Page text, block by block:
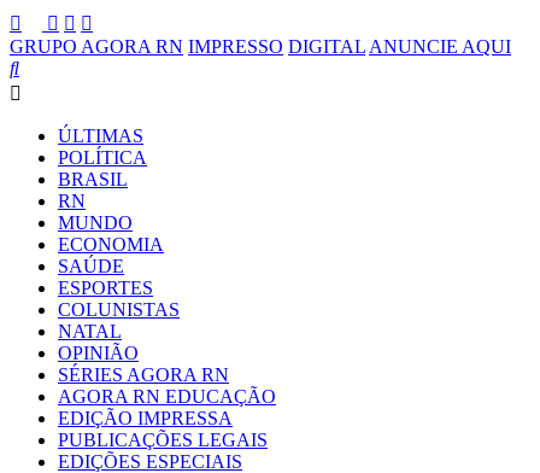
GRUPO AGORA RN IMPRESSO DIGITAL ANUNCIE AQUI
ÚLTIMAS
POLÍTICA
BRASIL
RN
MUNDO
ECONOMIA
SAÚDE
ESPORTES
COLUNISTAS
NATAL
OPINIÃO
SÉRIES AGORA RN
AGORA RN EDUCAÇÃO
EDIÇÃO IMPRESSA
PUBLICAÇÕES LEGAIS
EDIÇÕES ESPECIAIS